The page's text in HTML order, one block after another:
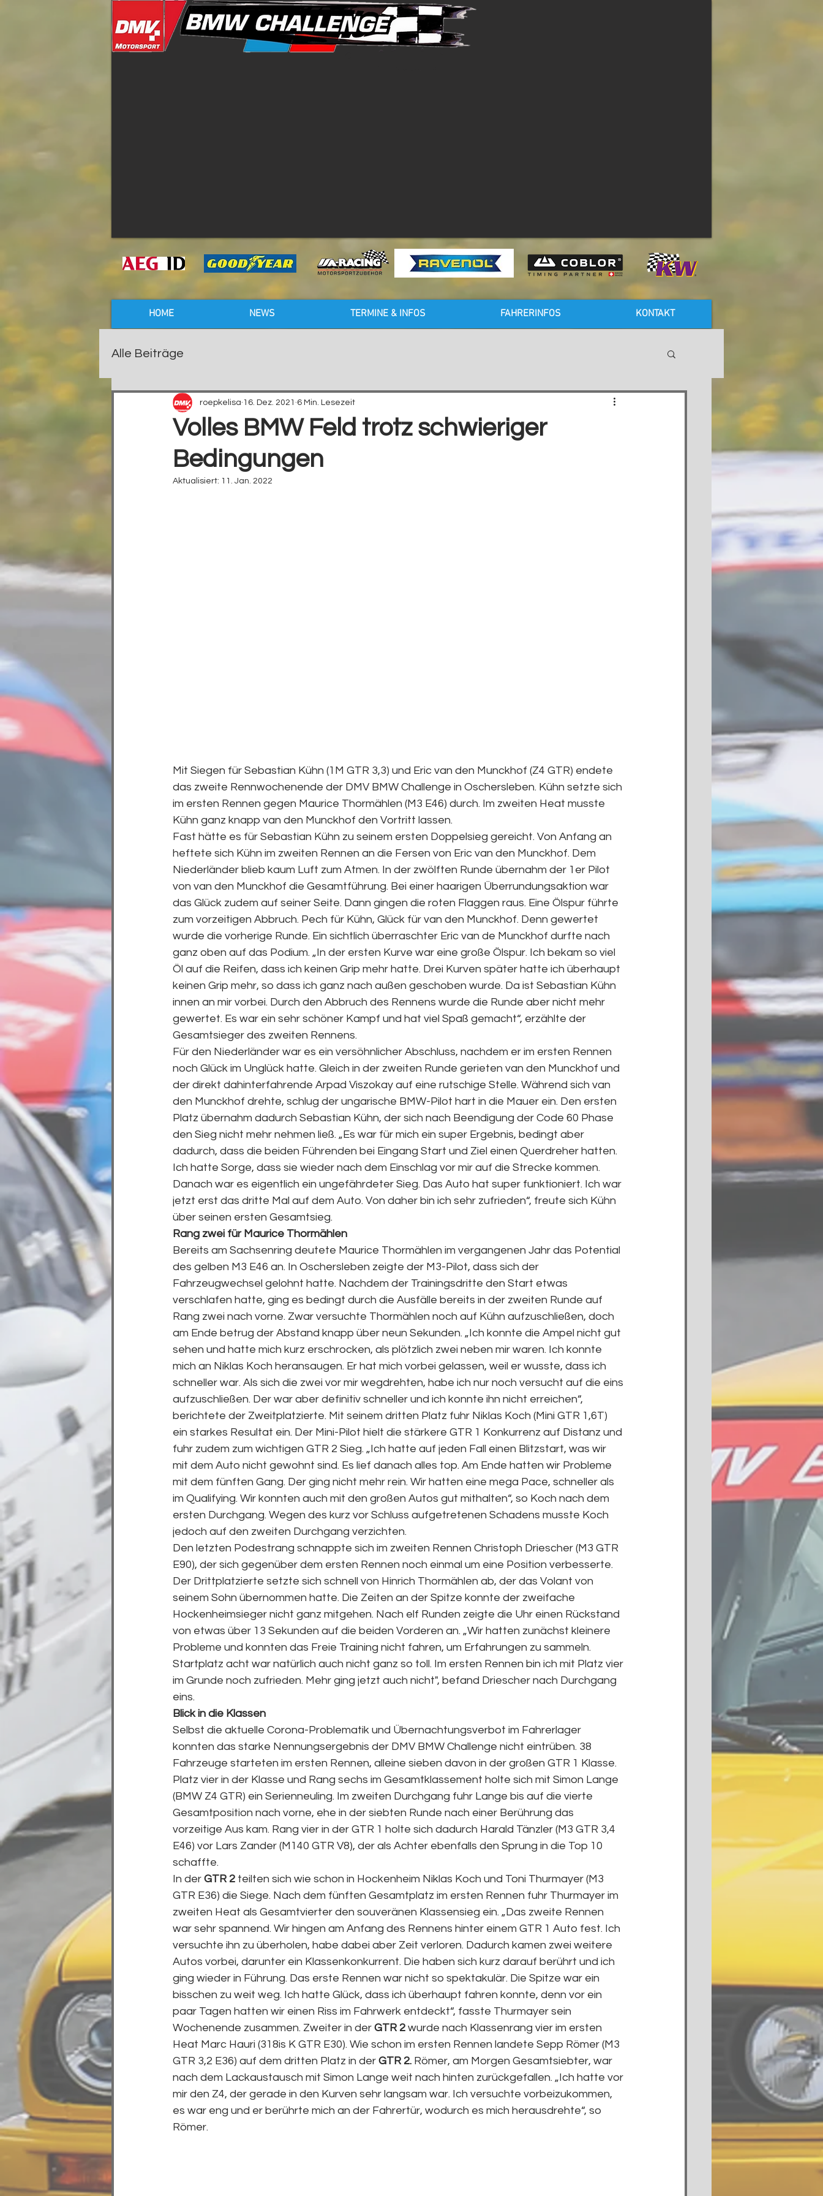
HOME NEWS TERMINE & INFOS FAHRERINFOS KONTAKT
Alle Beiträge
Volles BMW Feld trotz schwieriger
Bedingungen
roepkelisa 16. Dez. 2021 6 Min. Lesezeit
Aktualisiert: 11. Jan. 2022
Mit Siegen für Sebastian Kühn (1M GTR 3,3) und Eric van den Munckhof (Z4 GTR) endete
das zweite Rennwochenende der DMV BMW Challenge in Oschersleben. Kühn setzte sich
im ersten Rennen gegen Maurice Thormählen (M3 E46) durch. Im zweiten Heat musste
Kühn ganz knapp van den Munckhof den Vortritt lassen.
Fast hätte es für Sebastian Kühn zu seinem ersten Doppelsieg gereicht. Von Anfang an
heftete sich Kühn im zweiten Rennen an die Fersen von Eric van den Munckhof. Dem
Niederländer blieb kaum Luft zum Atmen. In der zwölften Runde übernahm der 1er Pilot
von van den Munckhof die Gesamtführung. Bei einer haarigen Überrundungsaktion war
das Glück zudem auf seiner Seite. Dann gingen die roten Flaggen raus. Eine Ölspur führte
zum vorzeitigen Abbruch. Pech für Kühn, Glück für van den Munckhof. Denn gewertet
wurde die vorherige Runde. Ein sichtlich überraschter Eric van de Munckhof durfte nach
ganz oben auf das Podium. „In der ersten Kurve war eine große Ölspur. Ich bekam so viel
Öl auf die Reifen, dass ich keinen Grip mehr hatte. Drei Kurven später hatte ich überhaupt
keinen Grip mehr, so dass ich ganz nach außen geschoben wurde. Da ist Sebastian Kühn
innen an mir vorbei. Durch den Abbruch des Rennens wurde die Runde aber nicht mehr
gewertet. Es war ein sehr schöner Kampf und hat viel Spaß gemacht“, erzählte der
Gesamtsieger des zweiten Rennens.
Für den Niederländer war es ein versöhnlicher Abschluss, nachdem er im ersten Rennen
noch Glück im Unglück hatte. Gleich in der zweiten Runde gerieten van den Munckhof und
der direkt dahinterfahrende Arpad Viszokay auf eine rutschige Stelle. Während sich van
den Munckhof drehte, schlug der ungarische BMW-Pilot hart in die Mauer ein. Den ersten
Platz übernahm dadurch Sebastian Kühn, der sich nach Beendigung der Code 60 Phase
den Sieg nicht mehr nehmen ließ. „Es war für mich ein super Ergebnis, bedingt aber
dadurch, dass die beiden Führenden bei Eingang Start und Ziel einen Querdreher hatten.
Ich hatte Sorge, dass sie wieder nach dem Einschlag vor mir auf die Strecke kommen.
Danach war es eigentlich ein ungefährdeter Sieg. Das Auto hat super funktioniert. Ich war
jetzt erst das dritte Mal auf dem Auto. Von daher bin ich sehr zufrieden“, freute sich Kühn
über seinen ersten Gesamtsieg.
Rang zwei für Maurice Thormählen
Bereits am Sachsenring deutete Maurice Thormählen im vergangenen Jahr das Potential
des gelben M3 E46 an. In Oschersleben zeigte der M3-Pilot, dass sich der
Fahrzeugwechsel gelohnt hatte. Nachdem der Trainingsdritte den Start etwas
verschlafen hatte, ging es bedingt durch die Ausfälle bereits in der zweiten Runde auf
Rang zwei nach vorne. Zwar versuchte Thormählen noch auf Kühn aufzuschließen, doch
am Ende betrug der Abstand knapp über neun Sekunden. „Ich konnte die Ampel nicht gut
sehen und hatte mich kurz erschrocken, als plötzlich zwei neben mir waren. Ich konnte
mich an Niklas Koch heransaugen. Er hat mich vorbei gelassen, weil er wusste, dass ich
schneller war. Als sich die zwei vor mir wegdrehten, habe ich nur noch versucht auf die eins
aufzuschließen. Der war aber definitiv schneller und ich konnte ihn nicht erreichen“,
berichtete der Zweitplatzierte. Mit seinem dritten Platz fuhr Niklas Koch (Mini GTR 1,6T)
ein starkes Resultat ein. Der Mini-Pilot hielt die stärkere GTR 1 Konkurrenz auf Distanz und
fuhr zudem zum wichtigen GTR 2 Sieg. „Ich hatte auf jeden Fall einen Blitzstart, was wir
mit dem Auto nicht gewohnt sind. Es lief danach alles top. Am Ende hatten wir Probleme
mit dem fünften Gang. Der ging nicht mehr rein. Wir hatten eine mega Pace, schneller als
im Qualifying. Wir konnten auch mit den großen Autos gut mithalten“, so Koch nach dem
ersten Durchgang. Wegen des kurz vor Schluss aufgetretenen Schadens musste Koch
jedoch auf den zweiten Durchgang verzichten.
Den letzten Podestrang schnappte sich im zweiten Rennen Christoph Driescher (M3 GTR
E90), der sich gegenüber dem ersten Rennen noch einmal um eine Position verbesserte.
Der Drittplatzierte setzte sich schnell von Hinrich Thormählen ab, der das Volant von
seinem Sohn übernommen hatte. Die Zeiten an der Spitze konnte der zweifache
Hockenheimsieger nicht ganz mitgehen. Nach elf Runden zeigte die Uhr einen Rückstand
von etwas über 13 Sekunden auf die beiden Vorderen an. „Wir hatten zunächst kleinere
Probleme und konnten das Freie Training nicht fahren, um Erfahrungen zu sammeln.
Startplatz acht war natürlich auch nicht ganz so toll. Im ersten Rennen bin ich mit Platz vier
im Grunde noch zufrieden. Mehr ging jetzt auch nicht", befand Driescher nach Durchgang
eins.
Blick in die Klassen
Selbst die aktuelle Corona-Problematik und Übernachtungsverbot im Fahrerlager
konnten das starke Nennungsergebnis der DMV BMW Challenge nicht eintrüben. 38
Fahrzeuge starteten im ersten Rennen, alleine sieben davon in der großen GTR 1 Klasse.
Platz vier in der Klasse und Rang sechs im Gesamtklassement holte sich mit Simon Lange
(BMW Z4 GTR) ein Serienneuling. Im zweiten Durchgang fuhr Lange bis auf die vierte
Gesamtposition nach vorne, ehe in der siebten Runde nach einer Berührung das
vorzeitige Aus kam. Rang vier in der GTR 1 holte sich dadurch Harald Tänzler (M3 GTR 3,4
E46) vor Lars Zander (M140 GTR V8), der als Achter ebenfalls den Sprung in die Top 10
schaffte.
In der GTR 2 teilten sich wie schon in Hockenheim Niklas Koch und Toni Thurmayer (M3
GTR E36) die Siege. Nach dem fünften Gesamtplatz im ersten Rennen fuhr Thurmayer im
zweiten Heat als Gesamtvierter den souveränen Klassensieg ein. „Das zweite Rennen
war sehr spannend. Wir hingen am Anfang des Rennens hinter einem GTR 1 Auto fest. Ich
versuchte ihn zu überholen, habe dabei aber Zeit verloren. Dadurch kamen zwei weitere
Autos vorbei, darunter ein Klassenkonkurrent. Die haben sich kurz darauf berührt und ich
ging wieder in Führung. Das erste Rennen war nicht so spektakulär. Die Spitze war ein
bisschen zu weit weg. Ich hatte Glück, dass ich überhaupt fahren konnte, denn vor ein
paar Tagen hatten wir einen Riss im Fahrwerk entdeckt“, fasste Thurmayer sein
Wochenende zusammen. Zweiter in der GTR 2 wurde nach Klassenrang vier im ersten
Heat Marc Hauri (318is K GTR E30). Wie schon im ersten Rennen landete Sepp Römer (M3
GTR 3,2 E36) auf dem dritten Platz in der GTR 2. Römer, am Morgen Gesamtsiebter, war
nach dem Lackaustausch mit Simon Lange weit nach hinten zurückgefallen. „Ich hatte vor
mir den Z4, der gerade in den Kurven sehr langsam war. Ich versuchte vorbeizukommen,
es war eng und er berührte mich an der Fahrertür, wodurch es mich herausdrehte“, so
Römer.